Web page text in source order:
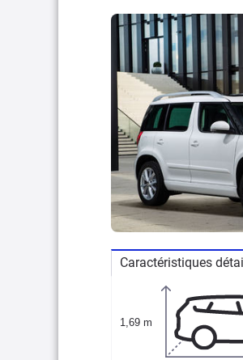
Caractéristiques
1,69 m